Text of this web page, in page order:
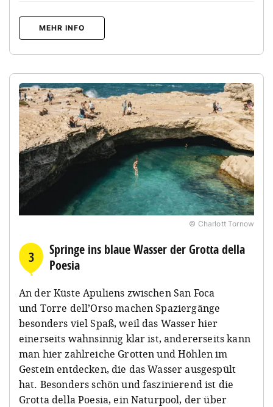
MEHR INFO
© Charlott Tornow
3
Springe ins blaue Wasser der Grotta della
Poesia
An der Küste Apuliens zwischen San Foca
und Torre dell’Orso machen Spaziergänge
besonders viel Spaß, weil das Wasser hier
einerseits wahnsinnig klar ist, andererseits kann
man hier zahlreiche Grotten und Höhlen im
Gestein entdecken, die das Wasser ausgespült
hat. Besonders schön und faszinierend ist die
Grotta della Poesia, ein Naturpool, der über